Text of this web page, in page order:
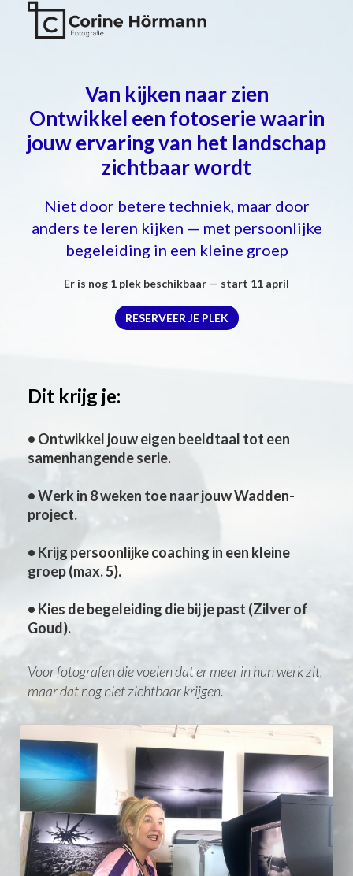
Van kijken naar zien
Ontwikkel een fotoserie waarin
jouw ervaring van het landschap
zichtbaar wordt
Niet door betere techniek, maar door
anders te leren kijken — met persoonlijke
begeleiding in een kleine groep
Er is nog 1 plek beschikbaar — start 11 april
RESERVEER JE PLEK
Dit krijg je:
• Ontwikkel jouw eigen beeldtaal tot een
samenhangende serie.
•Werk in 8 weken toe naar jouw Wadden-
project.
• Krijg persoonlijke coaching in een kleine
groep (max. 5).
• Kies de begeleiding die bij je past (Zilver of
Goud).
Voor fotografen die voelen dat er meer in hun werk zit,
maar dat nog niet zichtbaar krijgen.